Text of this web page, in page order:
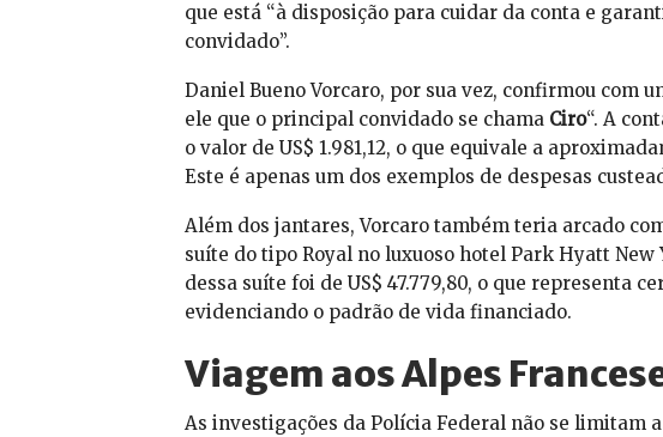
que está “à disposição para cuidar da conta e
convidado”.
Daniel Bueno Vorcaro, por sua vez, confirmou com
ele que o principal convidado se chama Ciro“. A
o valor de US$ 1.981,12, o que equivale a
Este é apenas um dos exemplos de despesas
Além dos jantares, Vorcaro também teria arcado
suíte do tipo Royal no luxuoso hotel Park Hyatt New
dessa suíte foi de US$ 47.779,80, o que representa
evidenciando o padrão de vida financiado.
Viagem aos Alpes
As investigações da Polícia Federal não se limitam